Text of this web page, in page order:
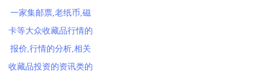
一家集邮票,老纸币,磁
卡等大众收藏品行情的
报价,行情的分析,相关
收藏品投资的资讯类的